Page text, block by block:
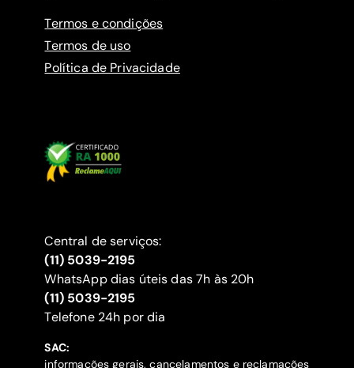
Termos e condições
Termos de uso
Política de Privacidade
Central de serviços:
(11) 5039-2195
WhatsApp dias úteis das 7h às 20h
(11) 5039-2195
‍Telefone 24h por dia
SAC:
informações gerais, cancelamentos e reclamações